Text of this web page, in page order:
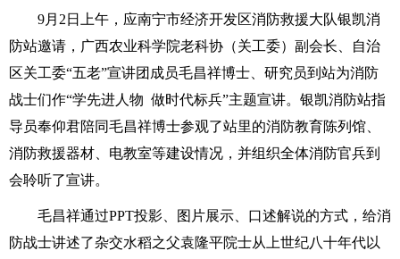
9月2日上午，应南宁市经济开发区消防救援大队银凯消
防站邀请，广西农业科学院老科协（关工委）副会长、自治
区关工委“五老”宣讲团成员毛昌祥博士、研究员到站为消防
战士们作“学先进人物 做时代标兵”主题宣讲。银凯消防站指
导员奉仰君陪同毛昌祥博士参观了站里的消防教育陈列馆、
消防救援器材、电教室等建设情况，并组织全体消防官兵到
会聆听了宣讲。
毛昌祥通过PPT投影、图片展示、口述解说的方式，给消
防战士讲述了杂交水稻之父袁隆平院士从上世纪八十年代以